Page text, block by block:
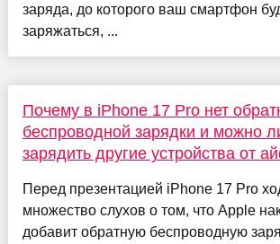
заряда, до которого ваш смартфон
заряжаться, ...
Почему в iPhone 17 Pro нет
беспроводной зарядки и можно
зарядить другие устройства от
Перед презентацией iPhone 17 Pro
множество слухов о том, что Apple
добавит обратную беспроводную